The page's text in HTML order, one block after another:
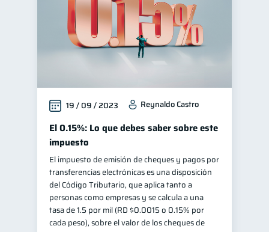
19 / 09 / 2023 Reynaldo Castro
El 0.15%: Lo que debes saber sobre este
impuesto
El impuesto de emisión de cheques y pagos por
transferencias electrónicas es una disposición
del Código Tributario, que aplica tanto a
personas como empresas y se calcula a una
tasa de 1.5 por mil (RD $0.0015 o 0.15% por
cada peso), sobre el valor de los cheques de